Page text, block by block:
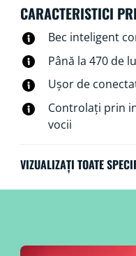
tehnologia LED.
CARACTERISTICI
Bec inteligent
Până la 470 de
Ușor de
Controlați prin
vocii
VIZUALIZAȚI TOATE